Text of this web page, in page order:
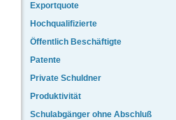
Exportquote
Hochqualifizierte
Öffentlich Beschäftigte
Patente
Private Schuldner
Produktivität
Schulabgänger ohne Abschluß